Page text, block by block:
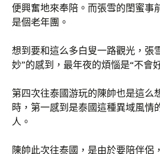
便興奮地來奉陪。而張雪的閨蜜事
是個老年團。
想到要和這么多白叟一路觀光，張
妙”的感到，最年夜的煩惱是“不會
第四次往泰國游玩的陳帥也是這么
時，第一感到是泰國這種異域風情
人。
陳帥此次往泰國，是由於要陪伴侶